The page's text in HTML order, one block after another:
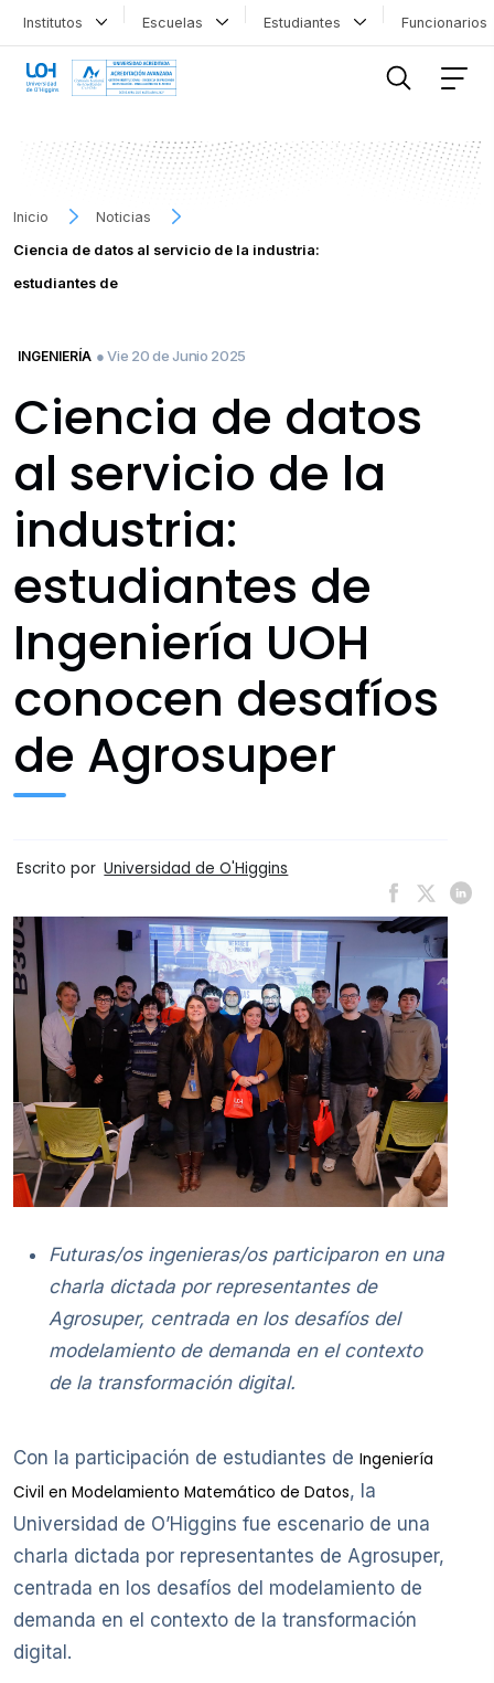
Institutos Escuelas Estudiantes
Inicio
Noticias
Ciencia de datos al servicio de la industria:
estudiantes de
INGENIERÍA ● Vie 20 de Junio 2025
Ciencia de datos
al servicio de la
industria:
estudiantes de
Ingeniería UOH
conocen desafíos
de Agrosuper
Escrito por Universidad de O'Higgins
Futuras/os ingenieras/os participaron en una
charla dictada por representantes de
Agrosuper, centrada en los desafíos del
modelamiento de demanda en el contexto
de la transformación digital.
Con la participación de estudiantes de Ingeniería
Civil en Modelamiento Matemático de Datos, la
Universidad de O’Higgins fue escenario de una
charla dictada por representantes de Agrosuper,
centrada en los desafíos del modelamiento de
demanda en el contexto de la transformación
digital.